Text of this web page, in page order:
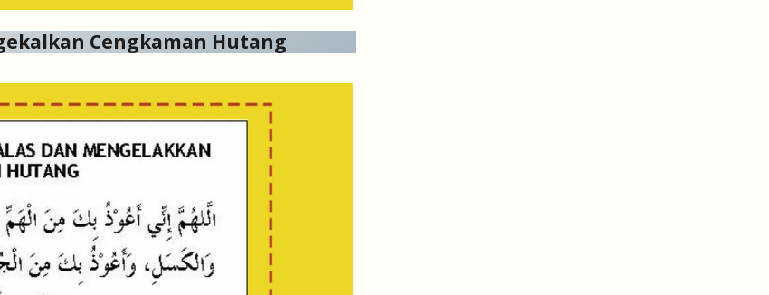
Cengkaman Hutang